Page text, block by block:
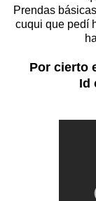
Prendas
cuqui que pedí
Por cierto
Id